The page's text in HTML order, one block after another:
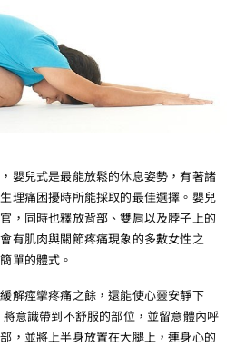
嬰兒式是最能放鬆的休息姿勢，有著諸
理痛困擾時所能採取的最佳選擇。嬰兒
，同時也釋放背部、雙肩以及脖子上的
有肌肉與關節疼痛現象的多數女性之
單的體式。
解痙攣疼痛之餘，還能使心靈安靜下
意識帶到不舒服的部位，並留意體內呼
，並將上半身放置在大腿上，連身心的